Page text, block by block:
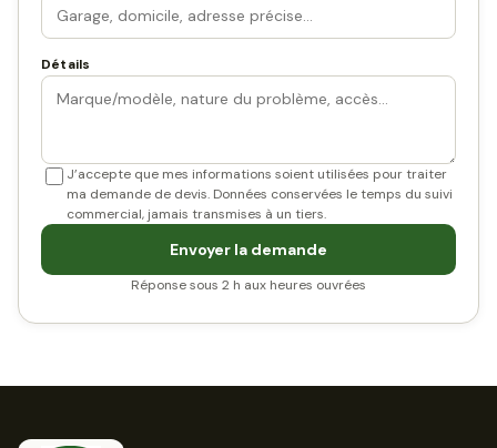
Détails
J’accepte que mes informations soient utilisées pour traiter
ma demande de devis. Données conservées le temps du suivi
commercial, jamais transmises à un tiers.
Envoyer la demande
Réponse sous 2 h aux heures ouvrées